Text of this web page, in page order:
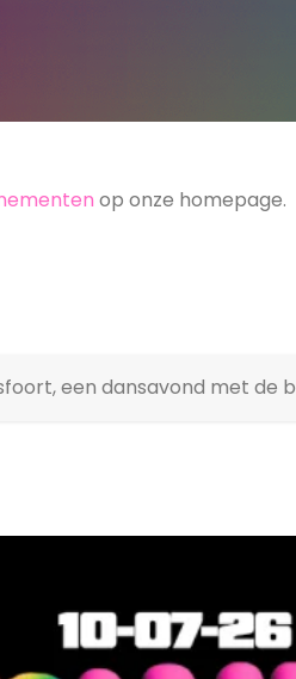
op onze homepage.
een dansavond met